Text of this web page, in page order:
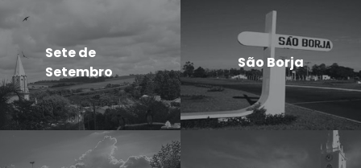
Sete de
Setembro
São Borja